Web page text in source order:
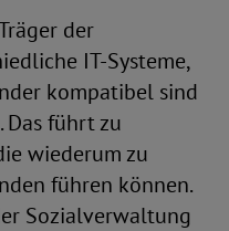
der
IT-Systeme,
kompatibel sind
Das führt zu
wiederum zu
führen können.
Sozialverwaltung